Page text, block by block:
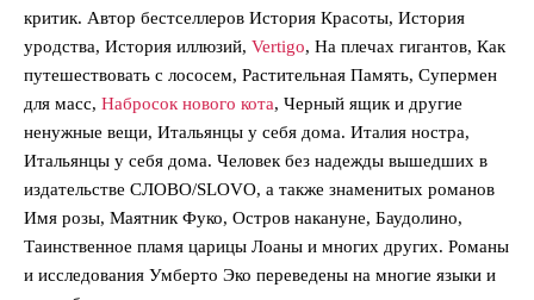
критик. Автор бестселлеров История Красоты, История
уродства, История иллюзий, Vertigо, На плечах гигантов, Как
путешествовать с лососем, Растительная Память, Супермен
для масс, Набросок нового кота, Черный ящик и другие
ненужные вещи, Итальянцы у себя дома. Италия ностра,
Итальянцы у себя дома. Человек без надежды вышедших в
издательстве СЛОВО/SLOVO, а также знаменитых романов
Имя розы, Маятник Фуко, Остров накануне, Баудолино,
Таинственное пламя царицы Лоаны и многих других. Романы
и исследования Умберто Эко переведены на многие языки и